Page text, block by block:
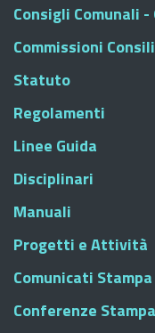
Consigli Comunali
Commissioni
Statuto
Regolamenti
Linee Guida
Disciplinari
Manuali
Progetti e Attività
Comunicati Stampa
Conferenze Stampa